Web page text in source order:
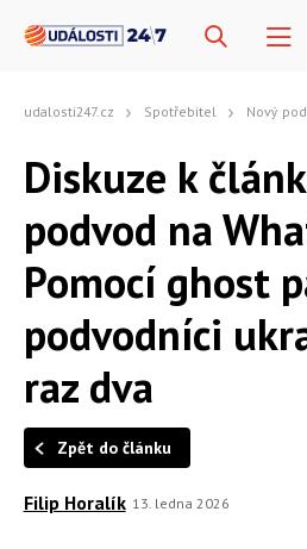
udalosti247.cz Spotřebitel Nový podvod na
Diskuze k
podvod na
Pomocí ghost
podvodníci
raz dva
Zpět do článku
Filip Horalík 13. ledna 2026